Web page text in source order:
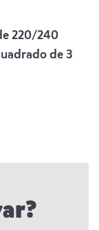
220/240
de 3